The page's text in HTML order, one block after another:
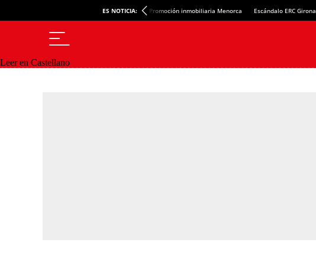
ES NOTICIA: Promoción inmobiliaria Menorca Escándalo ERC Girona
Leer en Castellano